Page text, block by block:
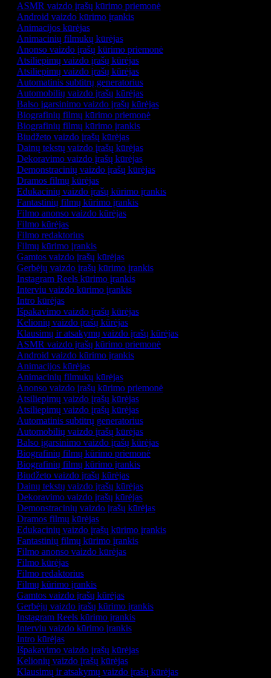
ASMR vaizdo įrašų kūrimo priemonė
Android vaizdo kūrimo įrankis
Animacijos kūrėjas
Animacinių filmukų kūrėjas
Anonso vaizdo įrašų kūrimo priemonė
Atsiliepimų vaizdo įrašų kūrėjas
Atsiliepimų vaizdo įrašų kūrėjas
Automatinis subtitrų generatorius
Automobilių vaizdo įrašų kūrėjas
Balso įgarsinimo vaizdo įrašų kūrėjas
Biografinių filmų kūrimo priemonė
Biografinių filmų kūrimo įrankis
Biudžeto vaizdo įrašų kūrėjas
Dainų tekstų vaizdo įrašų kūrėjas
Dekoravimo vaizdo įrašų kūrėjas
Demonstracinių vaizdo įrašų kūrėjas
Dramos filmų kūrėjas
Edukacinių vaizdo įrašų kūrimo įrankis
Fantastinių filmų kūrimo įrankis
Filmo anonso vaizdo kūrėjas
Filmo kūrėjas
Filmo redaktorius
Filmų kūrimo įrankis
Gamtos vaizdo įrašų kūrėjas
Gerbėjų vaizdo įrašų kūrimo įrankis
Instagram Reels kūrimo įrankis
Interviu vaizdo kūrimo įrankis
Intro kūrėjas
Išpakavimo vaizdo įrašų kūrėjas
Kelionių vaizdo įrašų kūrėjas
Klausimų ir atsakymų vaizdo įrašų kūrėjas
ASMR vaizdo įrašų kūrimo priemonė
Android vaizdo kūrimo įrankis
Animacijos kūrėjas
Animacinių filmukų kūrėjas
Anonso vaizdo įrašų kūrimo priemonė
Atsiliepimų vaizdo įrašų kūrėjas
Atsiliepimų vaizdo įrašų kūrėjas
Automatinis subtitrų generatorius
Automobilių vaizdo įrašų kūrėjas
Balso įgarsinimo vaizdo įrašų kūrėjas
Biografinių filmų kūrimo priemonė
Biografinių filmų kūrimo įrankis
Biudžeto vaizdo įrašų kūrėjas
Dainų tekstų vaizdo įrašų kūrėjas
Dekoravimo vaizdo įrašų kūrėjas
Demonstracinių vaizdo įrašų kūrėjas
Dramos filmų kūrėjas
Edukacinių vaizdo įrašų kūrimo įrankis
Fantastinių filmų kūrimo įrankis
Filmo anonso vaizdo kūrėjas
Filmo kūrėjas
Filmo redaktorius
Filmų kūrimo įrankis
Gamtos vaizdo įrašų kūrėjas
Gerbėjų vaizdo įrašų kūrimo įrankis
Instagram Reels kūrimo įrankis
Interviu vaizdo kūrimo įrankis
Intro kūrėjas
Išpakavimo vaizdo įrašų kūrėjas
Kelionių vaizdo įrašų kūrėjas
Klausimų ir atsakymų vaizdo įrašų kūrėjas